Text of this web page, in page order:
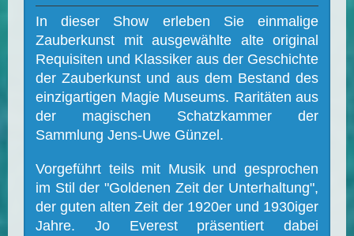
In dieser Show erleben Sie einmalige
Zauberkunst mit ausgewählte alte original
Requisiten und Klassiker aus der Geschichte
der Zauberkunst und aus dem Bestand des
einzigartigen Magie Museums. Raritäten aus
der magischen Schatzkammer der
Sammlung Jens-Uwe Günzel.
Vorgeführt teils mit Musik und gesprochen
im Stil der "Goldenen Zeit der Unterhaltung",
der guten alten Zeit der 1920er und 1930iger
Jahre. Jo Everest präsentiert dabei